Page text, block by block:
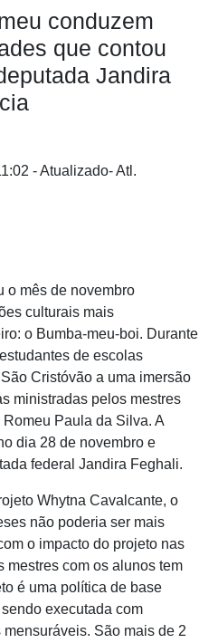
conduzem
que contou
Jandira
- Atualizado- Atl.
o mês de novembro
culturais mais
o Bumba-meu-boi. Durante
de escolas
Cristóvão a uma imersão
ministradas pelos mestres
Paula da Silva. A
dia 28 de novembro e
federal Jandira Feghali.
Whytna Cavalcante, o
não poderia ser mais
o impacto do projeto nas
mestres com os alunos tem
é uma política de base
executada com
São mais de 2